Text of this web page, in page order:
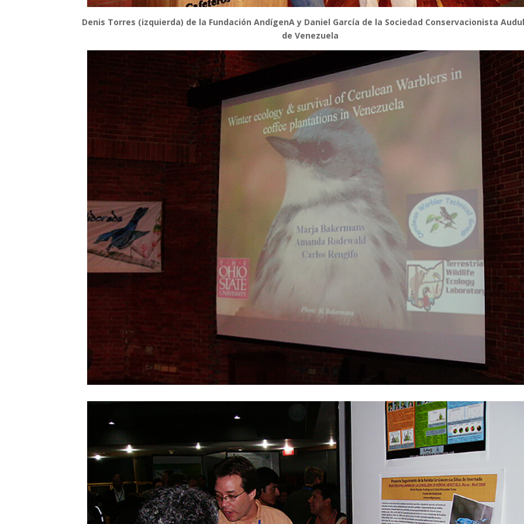
Denis Torres (izquierda) de la Fundación AndígenA y Daniel García de la Sociedad Conservacionista
de Venezuela